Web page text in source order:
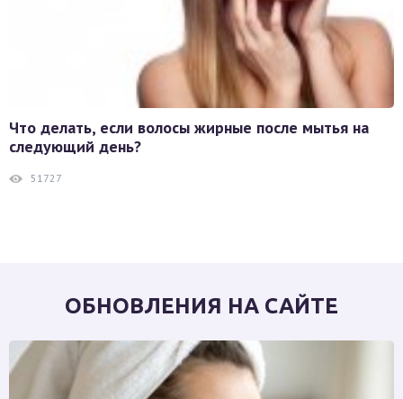
Что делать, если волосы жирные после мытья на
следующий день?
51727
ОБНОВЛЕНИЯ НА САЙТЕ